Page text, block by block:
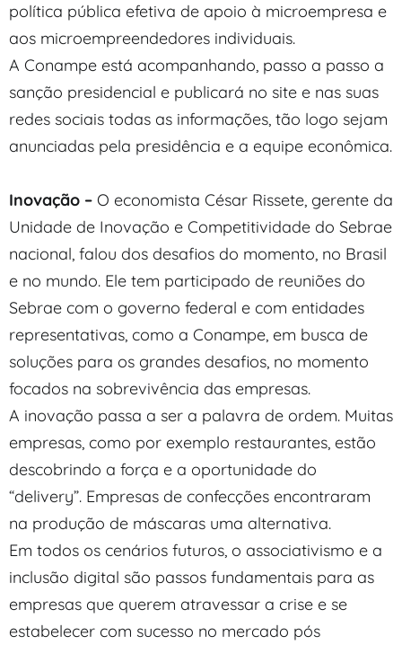
política pública efetiva de apoio à microempresa e
aos microempreendedores individuais.
A Conampe está acompanhando, passo a passo a
sanção presidencial e publicará no site e nas suas
redes sociais todas as informações, tão logo sejam
anunciadas pela presidência e a equipe econômica.
Inovação – O economista César Rissete, gerente da
Unidade de Inovação e Competitividade do Sebrae
nacional, falou dos desafios do momento, no Brasil
e no mundo. Ele tem participado de reuniões do
Sebrae com o governo federal e com entidades
representativas, como a Conampe, em busca de
soluções para os grandes desafios, no momento
focados na sobrevivência das empresas.
A inovação passa a ser a palavra de ordem. Muitas
empresas, como por exemplo restaurantes, estão
descobrindo a força e a oportunidade do
“delivery”. Empresas de confecções encontraram
na produção de máscaras uma alternativa.
Em todos os cenários futuros, o associativismo e a
inclusão digital são passos fundamentais para as
empresas que querem atravessar a crise e se
estabelecer com sucesso no mercado pós